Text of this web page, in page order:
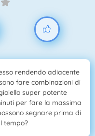
rendendo adiacente
fare combinazioni di
super potente
per fare la massima
segnare prima di
tempo?